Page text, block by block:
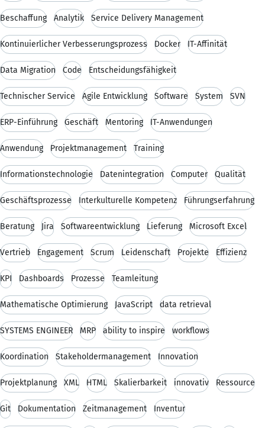
Beschaffung Analytik Service Delivery Management
Kontinuierlicher Verbesserungsprozess Docker IT-Affinität
Data Migration Code Entscheidungsfähigkeit
Technischer Service Agile Entwicklung Software System SVN
ERP-Einführung Geschäft Mentoring IT-Anwendungen
Anwendung Projektmanagement Training
Informationstechnologie Datenintegration Computer Qualität
Geschäftsprozesse Interkulturelle Kompetenz Führungserfahrung
Beratung Jira Softwareentwicklung Lieferung Microsoft Excel
Vertrieb Engagement Scrum Leidenschaft Projekte Effizienz
KPI Dashboards Prozesse Teamleitung
Mathematische Optimierung JavaScript data retrieval
SYSTEMS ENGINEER MRP ability to inspire workflows
Koordination Stakeholdermanagement Innovation
Projektplanung XML HTML Skalierbarkeit innovativ Ressource
Git Dokumentation Zeitmanagement Inventur